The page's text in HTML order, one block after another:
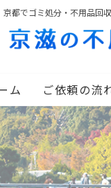
京都でゴミ処分・不用品回
ム ご依頼の流